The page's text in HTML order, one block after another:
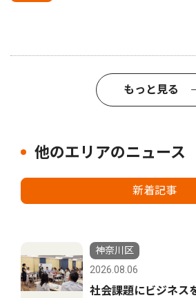
もっと見る
他のエリアのニュース
新着記事
神奈川区
2026.08.06
社会課題にビジネ